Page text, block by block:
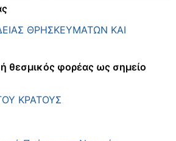
ΘΡΗΣΚΕΥΜΑΤΩΝ ΚΑΙ
θεσμικός φορέας ως σημείο
ΚΡΑΤΟΥΣ